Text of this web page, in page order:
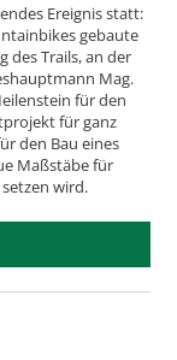
Ereignis statt:
gebaute
des Trails, an der
Mag.
für den
für ganz
den Bau eines
Maßstäbe für
wird.